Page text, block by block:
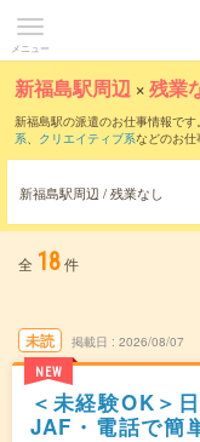
メニュー
新福島駅周辺 ×残業
新福島駅の派遣のお仕事情報です。
系、 クリエイティブ系などのお仕
新福島駅周辺 / 残業なし
全 18件
未読
NEW
掲載日 2026/08/07
＜未経験OK＞
JAF・電話で簡